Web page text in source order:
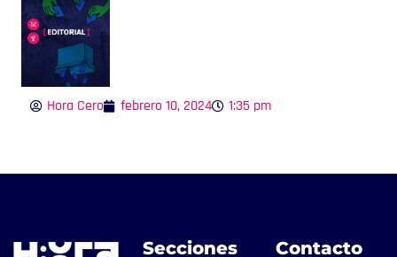
Hora Cero febrero 10, 2024 1:35 pm
Secciones Contacto